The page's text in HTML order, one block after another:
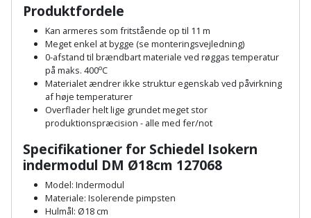
Skruer,
bolte
møtrikker
Skunklem
Sternbeklædning
Nedstryger
Nøgleværktøj
Oliekande
Palleløfter
Polsøger
Gipsskruemaskine
Girafsliber
Girafsliber
tilbehør
Industristøvsuger
Kantfræser
Haveslange
tilbehør
Havetilbehør
Højbede
Højtaler
Produktfordele
Kan armeres som fritstående op til 11 m
Meget enkel at bygge (se monteringsvejledning)
0-afstand til brændbart materiale ved røggas temperatur
på maks. 400oC
Materialet ændrer ikke struktur egenskab ved påvirkning
af høje temperaturer
Overflader helt lige grundet meget stor
produktionspræcision - alle med fer/not
Specifikationer for Schiedel Isokern
indermodul DM Ø18cm 127068
Model: Indermodul
Materiale: Isolerende pimpsten
Hulmål: Ø18 cm